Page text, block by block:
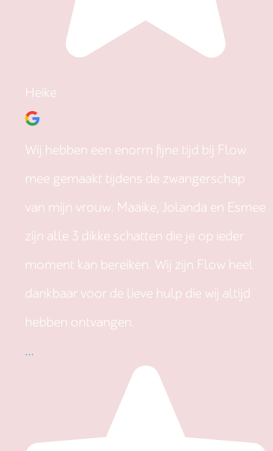
Heike
Wij hebben een enorm fijne tijd bij Flow
mee gemaakt tijdens de zwangerschap
van mijn vrouw. Maaike, Jolanda en Esmee
zijn alle 3 dikke schatten die je op ieder
moment kan bereiken. Wij zijn Flow heel
dankbaar voor de lieve hulp die wij altijd
hebben ontvangen.
...